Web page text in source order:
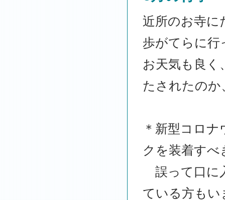
近所のお寺に
歩がてらに行
お天気も良く
たされたのか
＊新型コロ
クを装着すべ
誤って口に
ている方もい